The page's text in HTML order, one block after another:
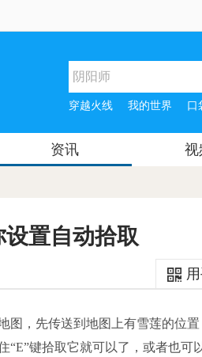
穿越火线 我的世界 口
资讯 视
置自动拾取
图，先传送到地图上有雪莲的位
“E”键拾取它就可以了，或者也可